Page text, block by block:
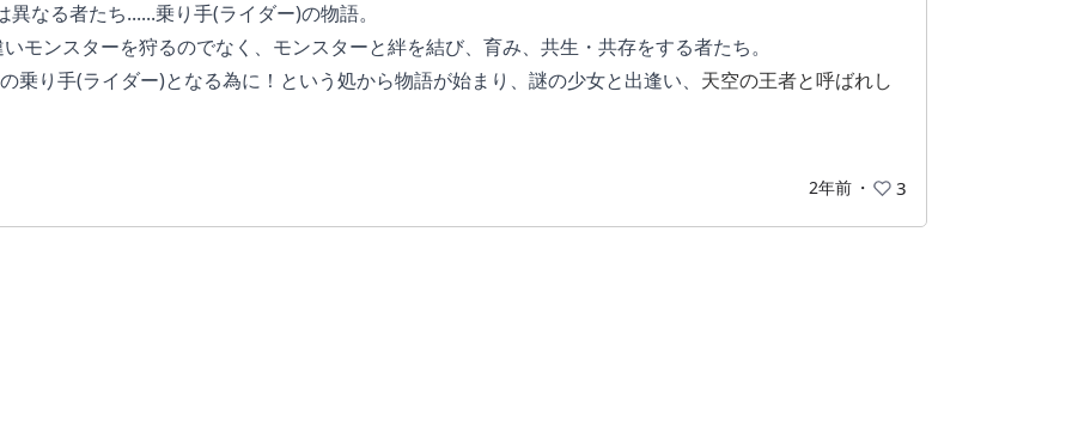
なる者たち......乗り手(ライダー)の物語。
モンスターを狩るのでなく、モンスターと絆を結び、育み、共生・共存をする者たち。
乗り手(ライダー)となる為に！という処から物語が始まり、謎の少女と出逢い、 天空の王者と呼ばれし
人公は、謎の少女や仲間やモンスターと絆を深めながらも身を投じる事となる。
2年前 ・ 3